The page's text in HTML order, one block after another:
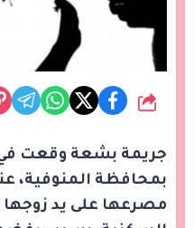
شارك
جريمة بشعة وقعت في
بمحافظة المنوفية،
مصرعها على يد